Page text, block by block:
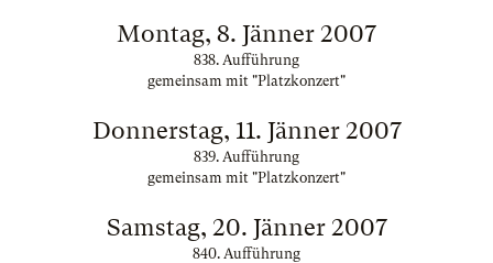
Montag, 8. Jänner 2007
838. Aufführung
gemeinsam mit "Platzkonzert"
Donnerstag, 11. Jänner 2007
839. Aufführung
gemeinsam mit "Platzkonzert"
Samstag, 20. Jänner 2007
840. Aufführung